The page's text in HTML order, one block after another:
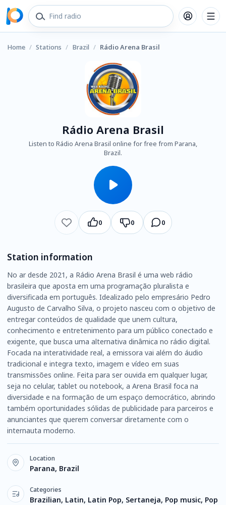
Home / Stations / Brazil / Rádio Arena Brasil
Rádio Arena Brasil
Listen to Rádio Arena Brasil online for free from Parana,
Brazil.
0 0 0
Station information
No ar desde 2021, a Rádio Arena Brasil é uma web rádio
brasileira que aposta em uma programação pluralista e
diversificada em português. Idealizado pelo empresário Pedro
Augusto de Carvalho Silva, o projeto nasceu com o objetivo de
entregar conteúdos de qualidade que unem cultura,
conhecimento e entretenimento para um público conectado e
exigente, que busca uma alternativa dinâmica no rádio digital.
Focada na interatividade real, a emissora vai além do áudio
tradicional e integra texto, imagem e vídeo em suas
transmissões online. Feita para ser ouvida em qualquer lugar,
seja no celular, tablet ou notebook, a Arena Brasil foca na
diversidade e na formação de um espaço democrático, abrindo
também oportunidades sólidas de publicidade para parceiros e
anunciantes que querem conversar diretamente com o
internauta moderno.
Location
Parana, Brazil
Categories
Brazilian, Latin, Latin Pop, Sertaneja, Pop music, Pop